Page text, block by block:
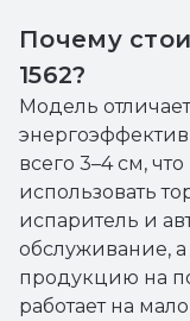
Почему
1562?
Модель
всего 3–4 см,
использовать
испаритель и
обслуживание,
продукцию на
работает на